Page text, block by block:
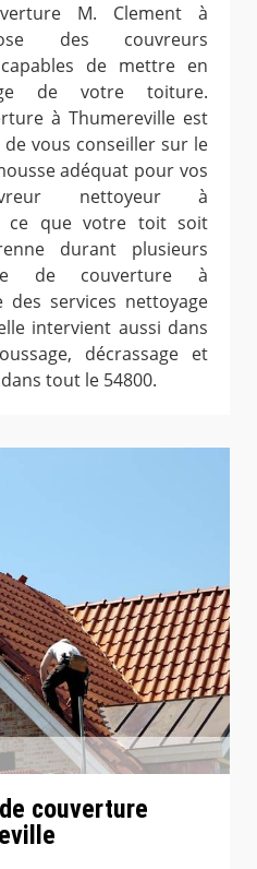
M. Clement à
des couvreurs
de mettre en
de votre toiture.
à Thumereville est
vous conseiller sur le
adéquat pour vos
nettoyeur à
ce que votre toit soit
durant plusieurs
de couverture à
des services nettoyage
intervient aussi dans
décrassage et
tout le 54800.
couverture